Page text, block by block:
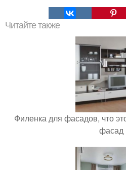
Читайте также
Филенка для фасадов, что
фасад